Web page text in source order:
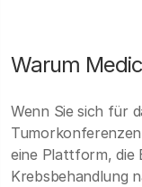
Warum
Wenn Sie sich für
eine Plattform, die
Krebsbehandlung